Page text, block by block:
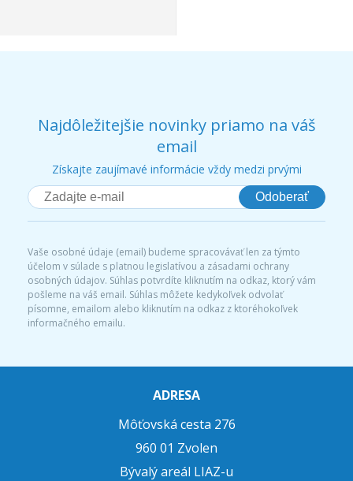
Najdôležitejšie novinky priamo na váš
email
Získajte zaujímavé informácie vždy medzi prvými
Odoberať
Vaše osobné údaje (email) budeme spracovávať len za týmto
účelom v súlade s platnou legislatívou a zásadami ochrany
osobných údajov. Súhlas potvrdíte kliknutím na odkaz, ktorý vám
pošleme na váš email. Súhlas môžete kedykoľvek odvolať
písomne, emailom alebo kliknutím na odkaz z ktoréhokoľvek
informačného emailu.
ADRESA
Môťovská cesta 276
960 01 Zvolen
Bývalý areál LIAZ-u